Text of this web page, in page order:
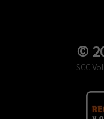
©
SCC